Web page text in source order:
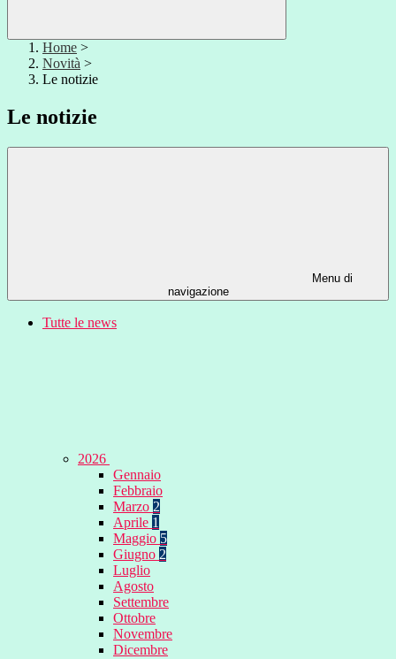
Home >
Novità >
Le notizie
Le notizie
Menu di
navigazione
Tutte le news
2026
Gennaio
Febbraio
Marzo 2
Aprile 1
Maggio 5
Giugno 2
Luglio
Agosto
Settembre
Ottobre
Novembre
Dicembre